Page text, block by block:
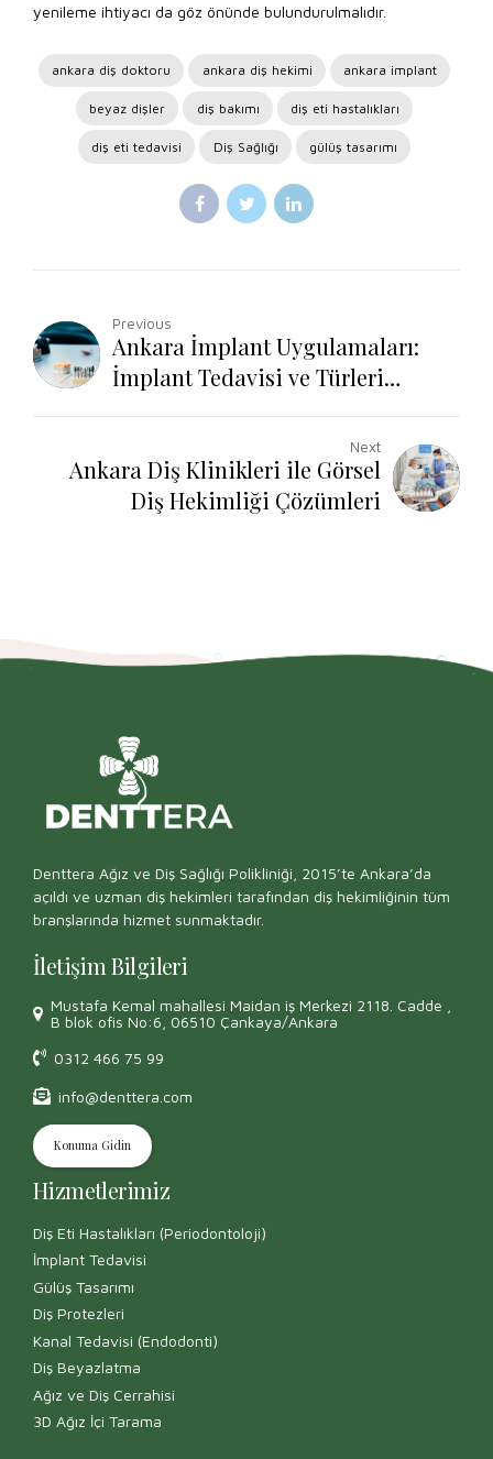
yenileme ihtiyacı da göz önünde bulundurulmalıdır.
ankara diş doktoru ankara diş hekimi ankara implant
beyaz dişler diş bakımı diş eti hastalıkları
diş eti tedavisi Diş Sağlığı gülüş tasarımı
Previous
Ankara İmplant Uygulamaları:
İmplant Tedavisi ve Türleri
Next
Ankara Diş Klinikleri ile Görsel
Diş Hekimliği Çözümleri
Denttera Ağız ve Diş Sağlığı Polikliniği, 2015’te Ankara’da
açıldı ve uzman diş hekimleri tarafından diş hekimliğinin tüm
branşlarında hizmet sunmaktadır.
İletişim Bilgileri
Mustafa Kemal mahallesi Maidan iş Merkezi 2118. Cadde ,
B blok ofis No:6, 06510 Çankaya/Ankara
0312 466 75 99
info@denttera.com
Konuma Gidin
Hizmetlerimiz
Diş Eti Hastalıkları (Periodontoloji)
İmplant Tedavisi
Gülüş Tasarımı
Diş Protezleri
Kanal Tedavisi (Endodonti)
Diş Beyazlatma
Ağız ve Diş Cerrahisi
3D Ağız İçi Tarama